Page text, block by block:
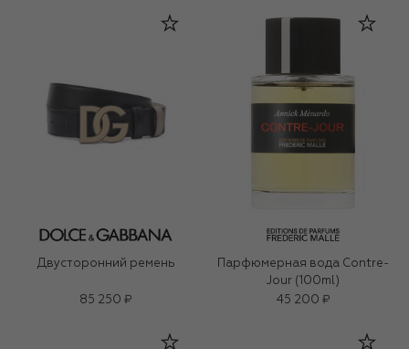
Двусторонний ремень
85 250 ₽
Парфюмерная вода Contre-
Jour (100ml)
45 200 ₽